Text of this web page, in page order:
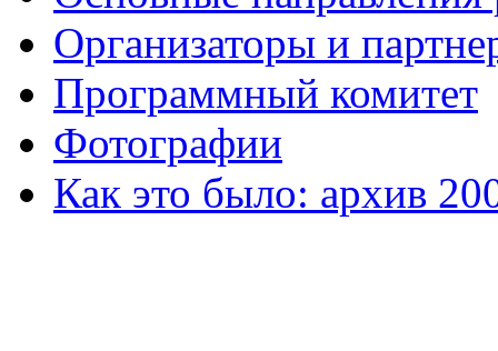
Организаторы и
Программный комитет
Фотографии
Как это было: архив